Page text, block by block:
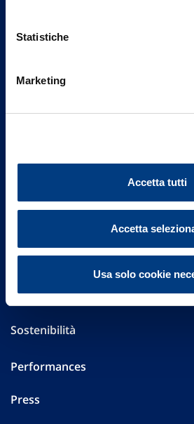
Statistiche
Marketing
Accetta tutti
Accetta
Usa solo cookie
Vittoria Assicurazioni S.p.A.
Part. IVA 01329510158
FAQ
Altre informazioni
Sostenibilità
Performances
Press